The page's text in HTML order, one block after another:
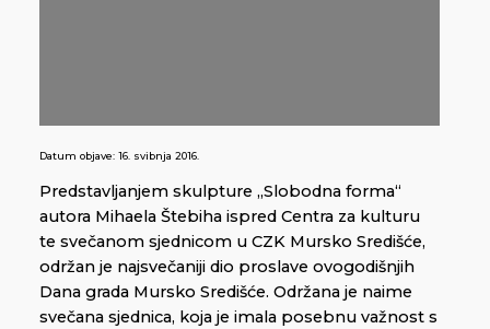
Datum objave: 16. svibnja 2016.
Predstavljanjem skulpture „Slobodna forma“
autora Mihaela Štebiha ispred Centra za kulturu
te svečanom sjednicom u CZK Mursko Središće,
održan je najsvečaniji dio proslave ovogodišnjih
Dana grada Mursko Središće. Održana je naime
svečana sjednica, koja je imala posebnu važnost s